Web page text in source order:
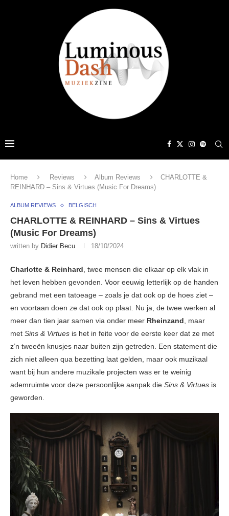
Home Reviews Album Reviews
CHARLOTTE &
REINHARD – Sins & Virtues (Music For Dreams)
ALBUM REVIEWS BELGISCH
CHARLOTTE & REINHARD – Sins & Virtues
(Music For Dreams)
written by Didier Becu 18/10/2024
Charlotte & Reinhard, twee mensen die elkaar op elk vlak in
het leven hebben gevonden. Voor eeuwig letterlijk op de handen
gebrand met een tatoeage – zoals je dat ook op de hoes ziet –
en voortaan doen ze dat ook op plaat. Nu ja, de twee werken al
meer dan tien jaar samen via onder meer Rheinzand, maar
met Sins & Virtues is het in feite voor de eerste keer dat ze met
z’n tweeën knusjes naar buiten zijn getreden. Een statement die
zich niet alleen qua bezetting laat gelden, maar ook muzikaal
want bij hun andere muzikale projecten was er te weinig
ademruimte voor deze persoonlijke aanpak die Sins & Virtues is
geworden.